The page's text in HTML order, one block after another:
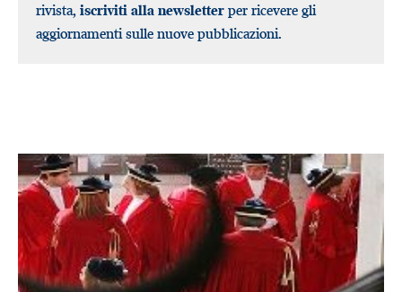
rivista, iscriviti alla newsletter per ricevere gli
aggiornamenti sulle nuove pubblicazioni.